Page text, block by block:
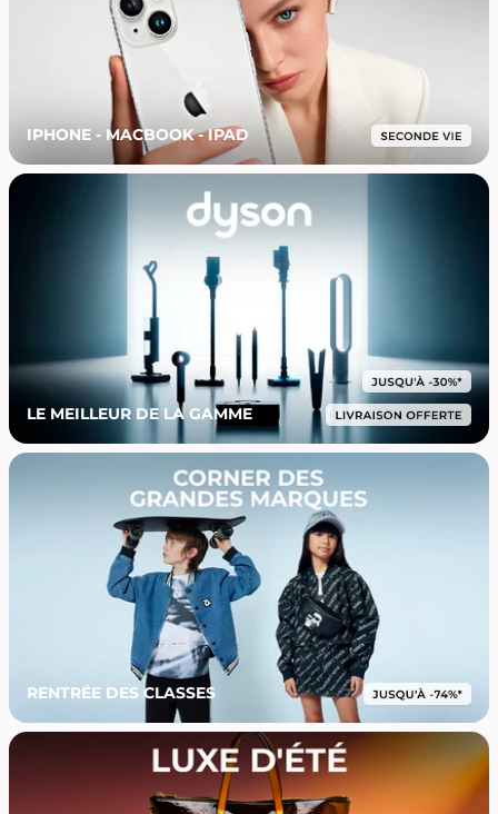
IPHONE - MACBOOK - IPAD
LE MEILLEUR DE LA GAMME
RENTRÉE DES CLASSES